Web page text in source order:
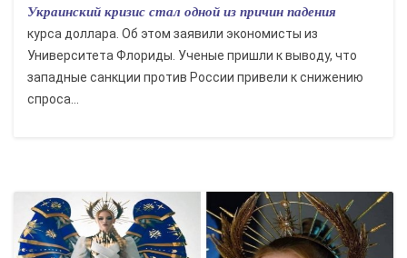
Украинский кризис стал одной из причин падения
курса доллара. Об этом заявили экономисты из
Университета Флориды. Ученые пришли к выводу, что
западные санкции против России привели к снижению
спроса...